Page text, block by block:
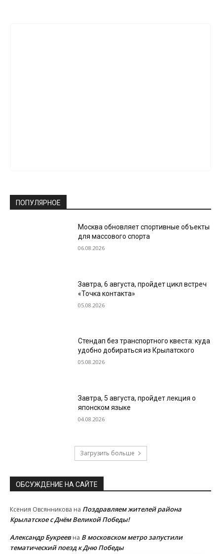
ПОПУЛЯРНОЕ
Москва обновляет спортивные объекты
для массового спорта
06.08.2026
Завтра, 6 августа, пройдет цикл встреч
«Точка контакта»
05.08.2026
Стендап без транспортного квеста: куда
удобно добираться из Крылатского
05.08.2026
Завтра, 5 августа, пройдет лекция о
японском языке
04.08.2026
Загрузить больше
ОБСУЖДЕНИЕ НА САЙТЕ
Ксения Овсянникова на Поздравляем жителей района
Крылатское с Днём Великой Победы!
Александр Букреевна В московском метро запустили
тематический поезд к Дню Победы